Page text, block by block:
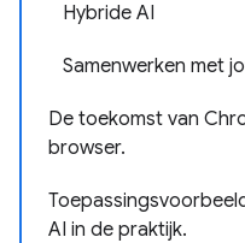
Hybride AI
Samenwerken met
De toekomst van
browser.
AI in de praktijk.